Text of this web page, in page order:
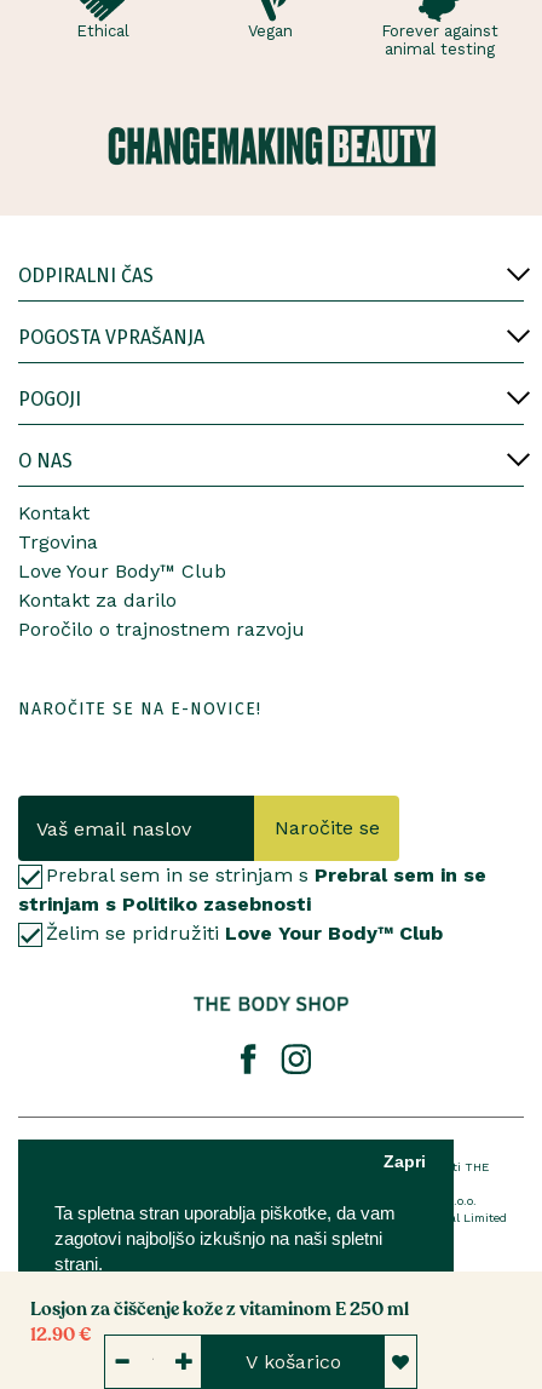
Ta spletna stran uporablja piškotke, da vam
zagotovi najboljšo izkušnjo na naši spletni
strani.
Zapri
Nastavitve Sprejmi
Losjon za čiščenje kože z vitaminom E 250 ml
12.90 €
V košarico
Ethical Vegan
Forever against
animal testing
ODPIRALNI ČAS
POGOSTA VPRAŠANJA
POGOJI
O NAS
Kontakt
Trgovina
Love Your Body™ Club
Kontakt za darilo
Poročilo o trajnostnem razvoju
NAROČITE SE NA E-NOVICE!
Naročite se
Prebral sem in se strinjam s Prebral sem in se
strinjam s Politiko zasebnosti
Želim se pridružiti Love Your Body™ Club
® Registrirana blagovna znamka podjetja THE BODY SHOP LIMITED™ v lasti THE
The Body Shop franšiza je v lasti in upravljanju podjetja IQ Verde d.o.o.
Za podrobnosti o EU imenovani odgovorni osebi The Body Shop International Limited
kliknitetukaj